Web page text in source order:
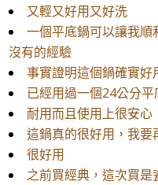
又輕又好用又好洗
一個平底鍋可以讓我
沒有的經驗
事實證明這個鍋確實好
已經用過一個24公分平
耐用而且使用上很安心
這鍋真的很好用，我要
很好用
之前買經典，這次買是